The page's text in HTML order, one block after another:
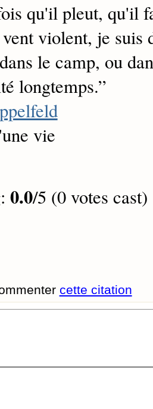
qu'il pleut, qu'il
violent, je suis
le camp, ou
longtemps.”
vie
0.0/5 (0 votes cast)
cette citation